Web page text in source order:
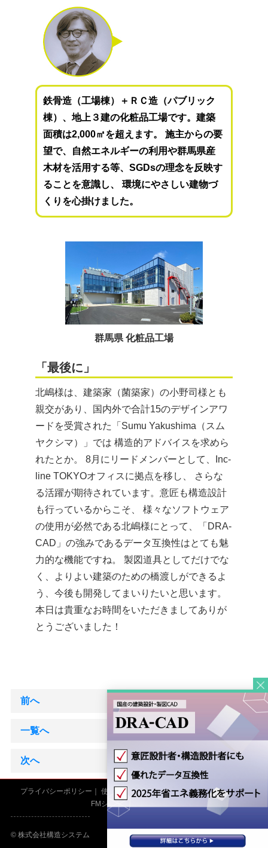
鉄骨造（工場棟）＋ＲＣ造（パブリック
棟）、地上３建の化粧品工場です。建築
面積は2,000㎡を超えます。 施主からの要
望で、自然エネルギーの利用や群馬県産
木材を活用する等、SGDsの理念を反映す
ることを意識し、 環境にやさしい建物づ
くりを心掛けました。
群馬県 化粧品工場
「最後に」
北嶋様は、建築家（菌築家）の小野司様とも
親交があり、国内外で合計15のデザインアワ
ードを受賞された「Sumu Yakushima（スム
ヤクシマ）」では 構造的アドバイスを求めら
れたとか。 8月にリードメンバーとして、Inc-
line TOKYOオフィスに拠点を移し、 さらな
る活躍が期待されています。意匠も構造設計
も行っているからこそ、 様々なソフトウェア
の使用が必然である北嶋様にとって、「DRA-
CAD」の強みであるデータ互換性はとても魅
力的な機能ですね。 製図道具としてだけでな
く、よりよい建築のための橋渡しができるよ
う、今後も開発してまいりたいと思います。
本日は貴重なお時間をいただきましてありが
とうございました！
前へ
一覧へ
次へ
プライバシーポリシー 使用許諾契約書 採用情報
サイトマップ
FMシステム
© 株式会社構造システム